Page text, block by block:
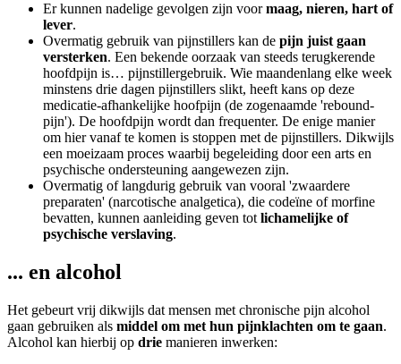
Er kunnen nadelige gevolgen zijn voormaag, nieren, hart of
lever.
Overmatig gebruik van pijnstillers kan de pijn juist gaan
versterken. Een bekende oorzaak van steeds terugkerende
hoofdpijn is… pijnstillergebruik. Wie maandenlang elke week
minstens drie dagen pijnstillers slikt, heeft kans op deze
medicatie-afhankelijke hoofpijn (de zogenaamde 'rebound-
pijn'). De hoofdpijn wordt dan frequenter. De enige manier
om hier vanaf te komen is stoppen met de pijnstillers. Dikwijls
een moeizaam proces waarbij begeleiding door een arts en
psychische ondersteuning aangewezen zijn.
Overmatig of langdurig gebruik van vooral 'zwaardere
preparaten' (narcotische analgetica), die codeïne of morfine
bevatten, kunnen aanleiding geven tot lichamelijke of
psychische verslaving.
... en alcohol
Het gebeurt vrij dikwijls dat mensen met chronische pijn alcohol
gaan gebruiken als middel om met hun pijnklachten om te gaan.
Alcohol kan hierbij op drie manieren inwerken: